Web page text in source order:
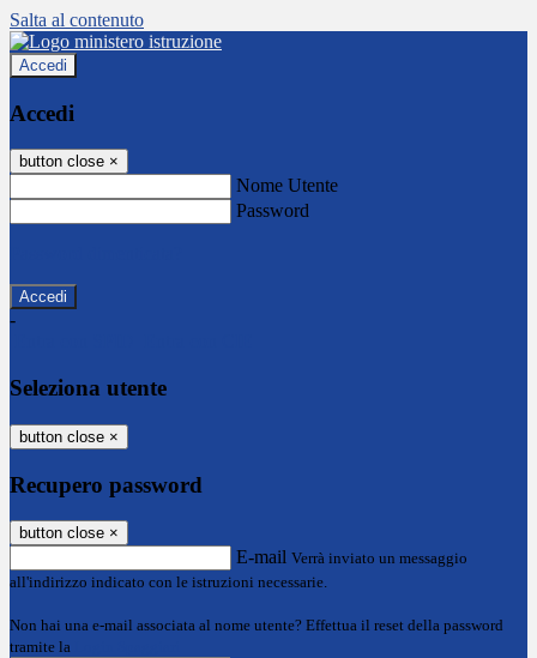
Salta al contenuto
Accedi
Accedi
button close ×
Nome Utente
Password
-
Seleziona utente
button close ×
Recupero password
button close ×
E-mail Verrà inviato un messaggio
all'indirizzo indicato con le istruzioni necessarie.
Non hai una e-mail associata al nome utente? Effettua il reset della password
tramite la